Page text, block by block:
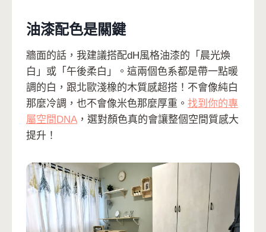
油漆配色是關鍵
牆面的話，我建議搭配dH風格油漆的「晨光煥
白」或「午後柔白」。這兩個色系都是帶一點暖
調的白，跟北歐淺橡的木質感超搭！不會像純白
那麼冷調，也不會像米色那麼厚重。 找到你的專
屬空間DNA ，選對顏色真的會讓整個空間質感大
提升！